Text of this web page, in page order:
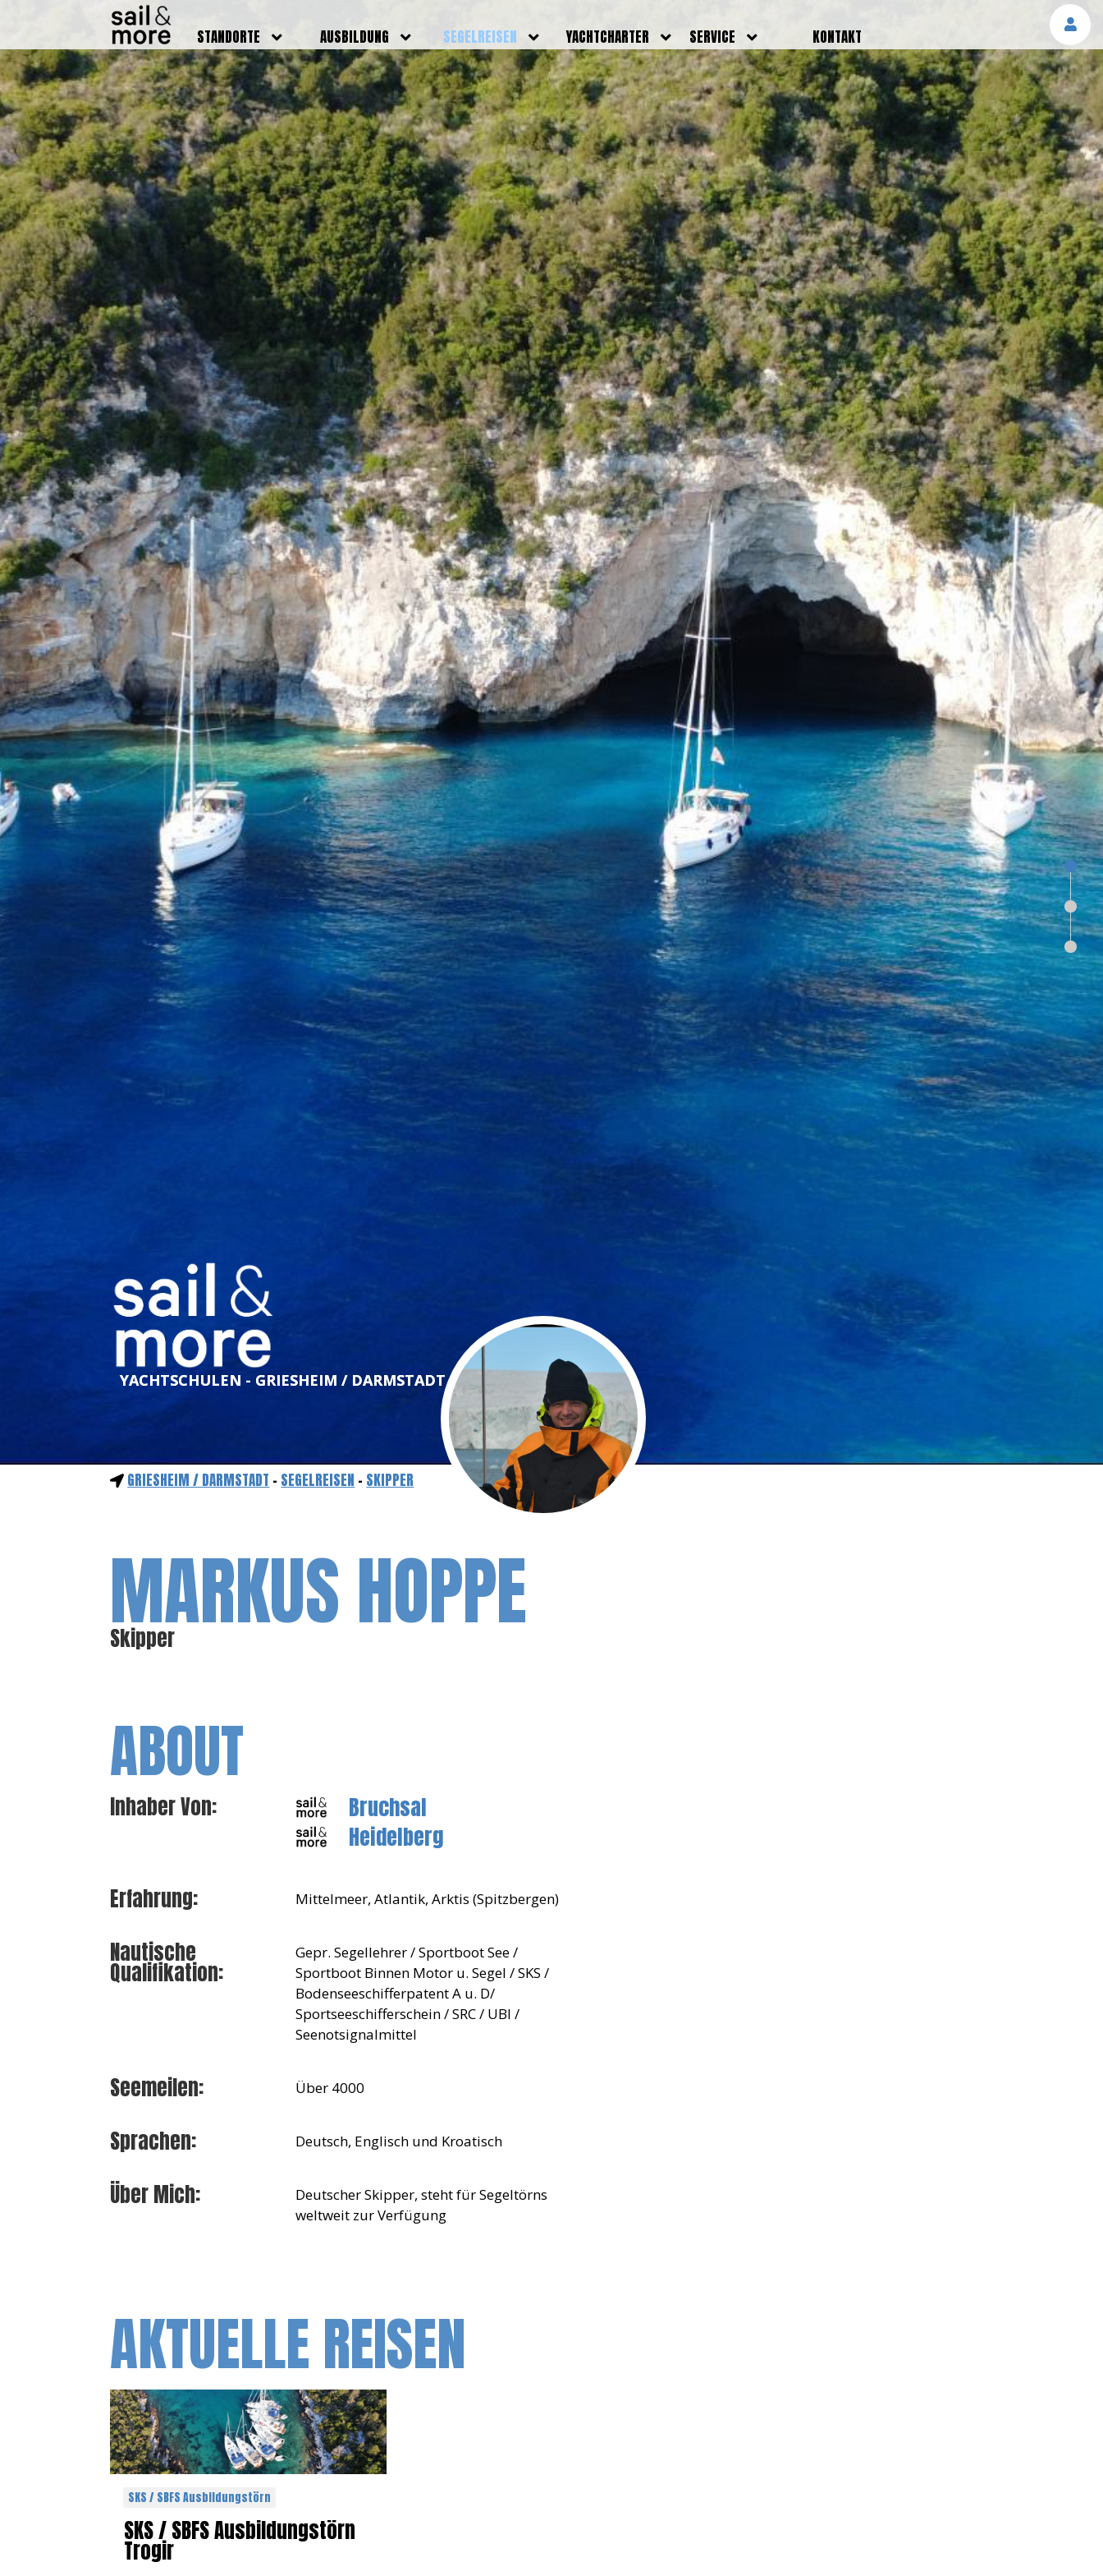
STANDORTE
DEUTSCHLAND
BADEN BADEN
BRUCHSAL
GRIESHEIM /
DARMSTADT
HAMBURG
HEIDELBERG
KARLSRUHE
KÖLN
PFORZHEIM
RHEINSTETTEN
SWR BADEN BADEN
STUTTGART
AUSBILDUNG
BOOTSFÜHRERSCHEINE
FUNKSCHEINE
SEENOTSIGNALMITTEL
WEITERBILDUNG
AUSBILDUNGSBOOTE
PREISE
KURSTERMINE
PRÜFUNGSTERMINE
ONLINEKURS
FAQ
SEGELREISEN
AKTUELLE REISEN
BILDER REISEN
SKIPPER
FAQ
YACHTCHARTER
EIGENE YACHTEN
BELEGUNGSPLAN EIGENE
YACHTEN
WELTWEITE
YACHTCHARTER
REVIERINFOS
FAQ
SERVICE
LEISTUNGEN
TEAM
VIDEOS
NEWSLETTER
BLOG
ERFOLGSMELDUNGEN
KONTAKT
YACHTSCHULEN - GRIESHEIM / DARMSTADT
GRIESHEIM / DARMSTADT - SEGELREISEN - SKIPPER
MARKUS HOPPE
Skipper
ABOUT
Inhaber Von:
Bruchsal
Heidelberg
Erfahrung: Mittelmeer, Atlantik, Arktis (Spitzbergen)
Nautische
Qualifikation:
Gepr. Segellehrer / Sportboot See /
Sportboot Binnen Motor u. Segel / SKS /
Bodenseeschifferpatent A u. D/
Sportseeschifferschein / SRC / UBI /
Seenotsignalmittel
Seemeilen: Über 4000
Sprachen: Deutsch, Englisch und Kroatisch
Über Mich:
Deutscher Skipper, steht für Segeltörns
weltweit zur Verfügung
AKTUELLE REISEN
SKS / SBFS Ausbildungstörn
SKS / SBFS Ausbildungstörn
Trogir